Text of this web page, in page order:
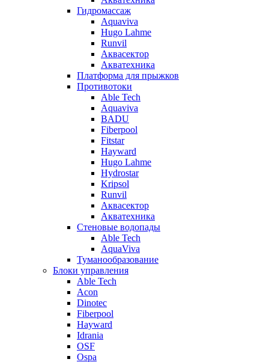
Гидромассаж
Aquaviva
Hugo Lahme
Runvil
Аквасектор
Акватехника
Платформа для прыжков
Противотоки
Able Tech
Aquaviva
BADU
Fiberpool
Fitstar
Hayward
Hugo Lahme
Hydrostar
Kripsol
Runvil
Аквасектор
Акватехника
Стеновые водопады
Able Tech
AquaViva
Туманообразование
Блоки управления
Able Tech
Acon
Dinotec
Fiberpool
Hayward
Idrania
OSF
Ospa